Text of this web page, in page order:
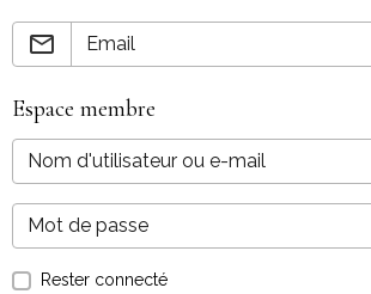
Espace membre
Rester connecté